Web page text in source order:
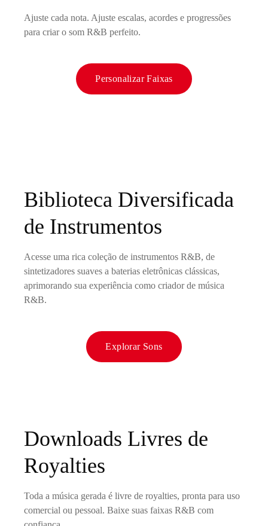
Ajuste cada nota. Ajuste escalas, acordes e progressões
para criar o som R&B perfeito.
Personalizar Faixas
Biblioteca Diversificada
de Instrumentos
Acesse uma rica coleção de instrumentos R&B, de
sintetizadores suaves a baterias eletrônicas clássicas,
aprimorando sua experiência como criador de música
R&B.
Explorar Sons
Downloads Livres de
Royalties
Toda a música gerada é livre de royalties, pronta para uso
comercial ou pessoal. Baixe suas faixas R&B com